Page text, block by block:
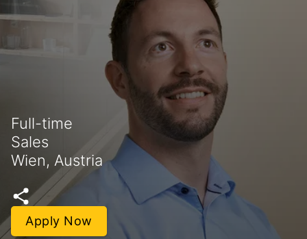
Full-time
Sales
Wien, Austria
Apply Now